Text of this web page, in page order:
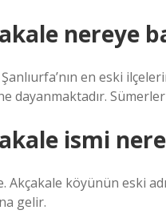
nereye
en eski
dayanmaktadır.
ismi
Akçakale köyünün eski
gelir.